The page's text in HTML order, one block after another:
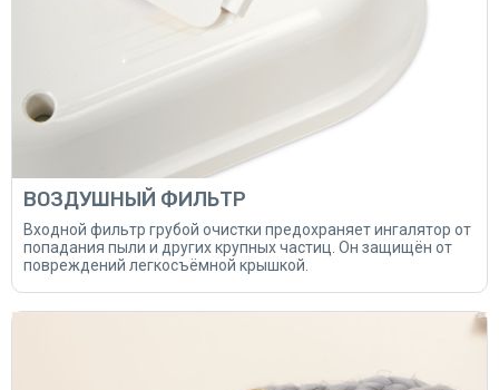
ВОЗДУШНЫЙ ФИЛЬТР
Входной фильтр грубой очистки предохраняет ингалятор от
попадания пыли и других крупных частиц. Он защищён от
повреждений легкосъёмной крышкой.